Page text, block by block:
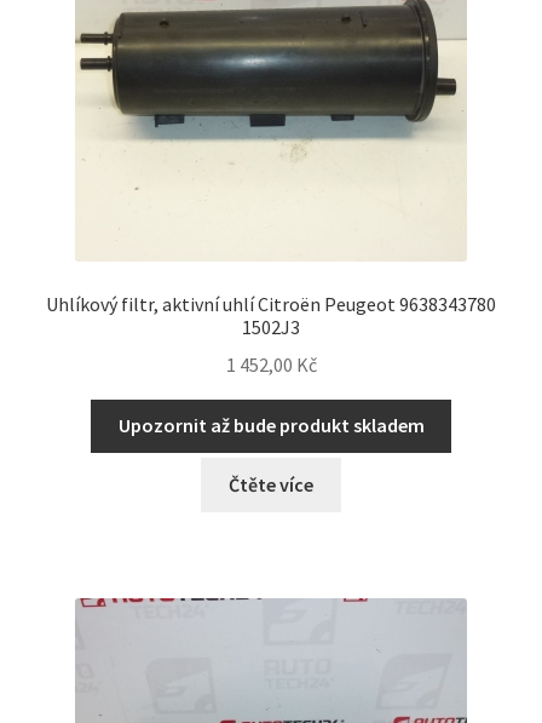
Uhlíkový filtr, aktivní uhlí Citroën Peugeot 9638343780
1502J3
1 452,00 Kč
Upozornit až bude produkt skladem
Čtěte více